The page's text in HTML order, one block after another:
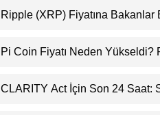
Ripple (XRP) Fiyatına Bakanlar
Uyarı
Pi Coin Fiyatı Neden Yükseldi?
Destekledi
CLARITY Act İçin Son 24 Saat: